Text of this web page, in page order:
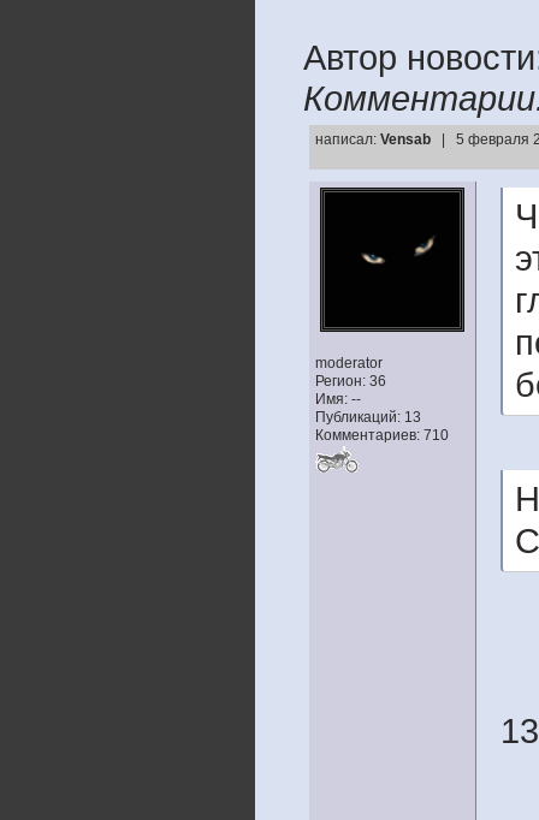
Автор
написал: Vensab | 5 февраля
moderator
Регион: 36
Имя: --
Публикаций: 13
Комментариев: 710